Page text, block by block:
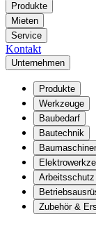
Produkte
Mieten
Service
Kontakt
Unternehmen
Produkte
Werkzeuge
Baubedarf
Bautechnik
Arbeitsschutz
Zubehör &